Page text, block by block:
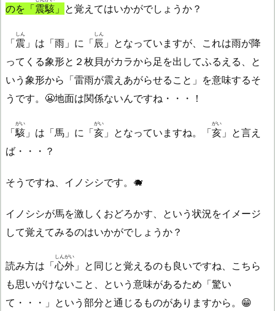
のを「震駭 」 と覚えてはいかがでしょうか？
「震
しん
」は「雨」に「辰
しん
」となっていますが、これは雨が降
ってくる象形と２枚貝がカラから足を出してふるえる、と
いう象形から「雷雨が震えあがらせること」を意味するそ
うです。😬地面は関係ないんですね・・・！
「駭
がい
」は「馬」に「亥
がい
」となっていますね。「亥
がい
」と言え
ば・・・？
そうですね、イノシシです。🐗
イノシシが馬を激しくおどろかす、という状況をイメージ
して覚えてみるのはいかがでしょうか？
読み方は「心外
しんがい
」と同じと覚えるのも良いですね、こちら
も思いがけないこと、という意味があるため「驚い
て・・・」という部分と通じるものがありますから。😁